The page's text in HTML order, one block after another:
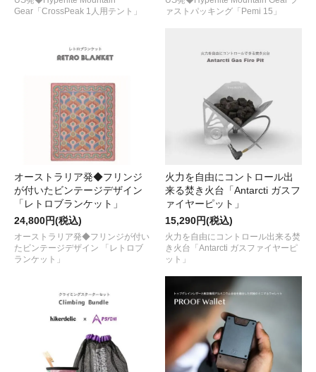
Gear「CrossPeak 1人用テント」
ァストパッキング「Pemi 15」
オーストラリア発◆フリンジ
が付いたビンテージデザイン
「レトロブランケット」
24,800円(税込)
オーストラリア発◆フリンジが付い
たビンテージデザイン 「レトロブ
ランケット」
火力を自由にコントロール出
来る焚き火台「Antarcti ガスフ
ァイヤーピット」
15,290円(税込)
火力を自由にコントロール出来る焚
き火台「Antarcti ガスファイヤーピ
ット」